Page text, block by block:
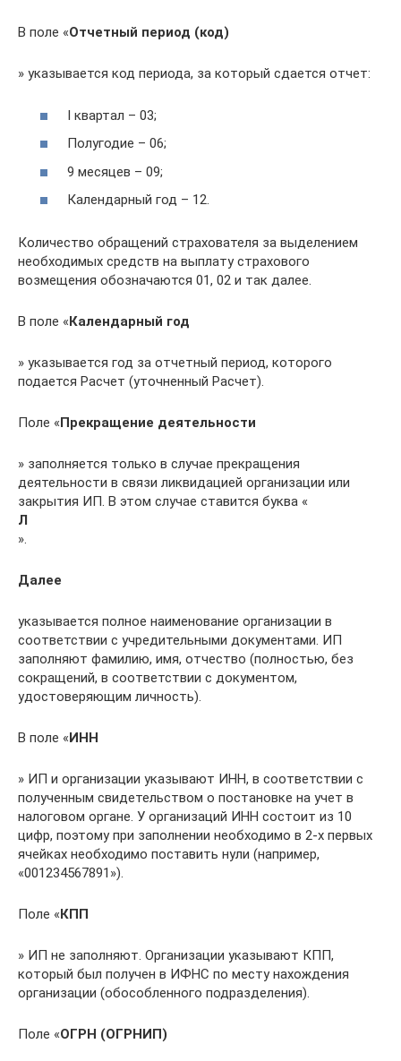
В поле «Отчетный период (код)
» указывается код периода, за который сдается отчет:
I квартал – 03;
Полугодие – 06;
9 месяцев – 09;
Календарный год – 12.
Количество обращений страхователя за выделением
необходимых средств на выплату страхового
возмещения обозначаются 01, 02 и так далее.
В поле «Календарный год
» указывается год за отчетный период, которого
подается Расчет (уточненный Расчет).
Поле «Прекращение деятельности
» заполняется только в случае прекращения
деятельности в связи ликвидацией организации или
закрытия ИП. В этом случае ставится буква «
Л
».
Далее
указывается полное наименование организации в
соответствии с учредительными документами. ИП
заполняют фамилию, имя, отчество (полностью, без
сокращений, в соответствии с документом,
удостоверяющим личность).
В поле «ИНН
» ИП и организации указывают ИНН, в соответствии с
полученным свидетельством о постановке на учет в
налоговом органе. У организаций ИНН состоит из 10
цифр, поэтому при заполнении необходимо в 2-х первых
ячейках необходимо поставить нули (например,
«001234567891»).
Поле «КПП
» ИП не заполняют. Организации указывают КПП,
который был получен в ИФНС по месту нахождения
организации (обособленного подразделения).
Поле «ОГРН (ОГРНИП)